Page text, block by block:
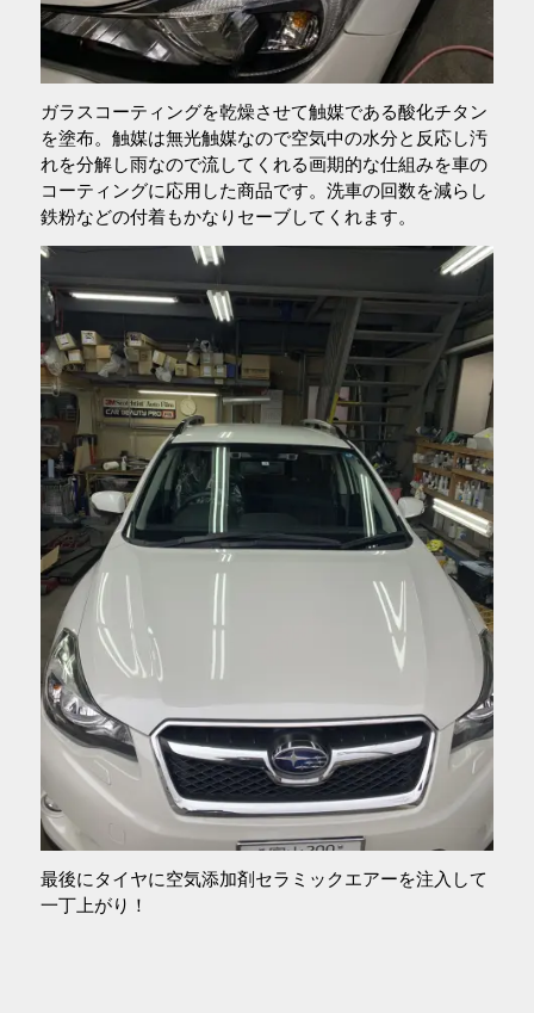
ガラスコーティングを乾燥させて触媒である酸化チタン
を塗布。触媒は無光触媒なので空気中の水分と反応し汚
れを分解し雨なので流してくれる画期的な仕組みを車の
コーティングに応用した商品です。洗車の回数を減らし
鉄粉などの付着もかなりセーブしてくれます。
最後にタイヤに空気添加剤セラミックエアーを注入して
一丁上がり！